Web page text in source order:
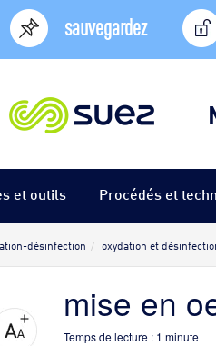
sauvegardez
et outils Procédés et
désinfection oxydation et
mise en
Temps de lecture : 1 minute